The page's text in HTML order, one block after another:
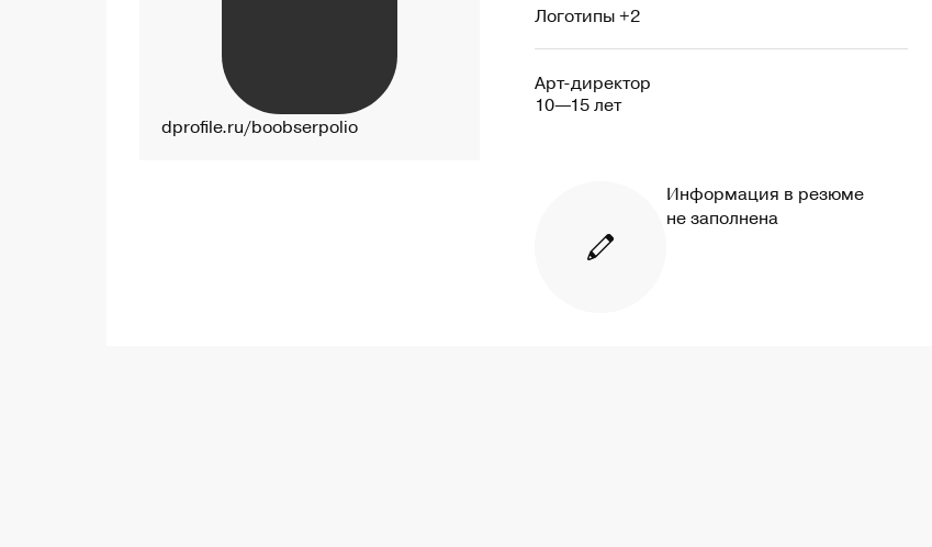
dprofile.ru/boobserpolio
Логотипы +2
Арт-директор
10—15 лет
Информация в резюме
не заполнена